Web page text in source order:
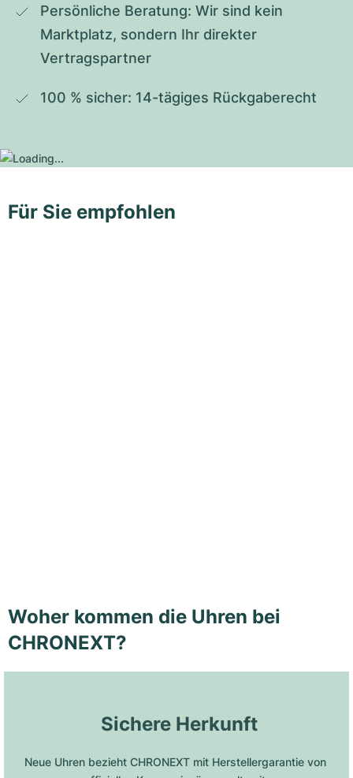
Persönliche Beratung: Wir sind kein
Marktplatz, sondern Ihr direkter
Vertragspartner
100 % sicher: 14-tägiges Rückgaberecht
Für Sie empfohlen
Woher kommen die Uhren bei
CHRONEXT?
Sichere Herkunft
Neue Uhren bezieht CHRONEXT mit Herstellergarantie von